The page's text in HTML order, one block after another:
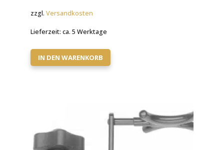
zzgl. Versandkosten
Lieferzeit: ca. 5 Werktage
IN DEN WARENKORB